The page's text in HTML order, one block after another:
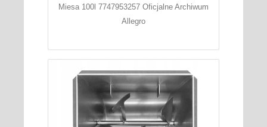
Miesa 100l 7747953257 Oficjalne Archiwum
Allegro